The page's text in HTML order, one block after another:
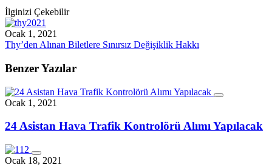
İlginizi Çekebilir
Ocak 1, 2021
Thy’den Alınan Biletlere Sınırsız Değişiklik Hakkı
Benzer Yazılar
Ocak 1, 2021
24 Asistan Hava Trafik Kontrolörü Alımı Yapılacak
Ocak 18, 2021